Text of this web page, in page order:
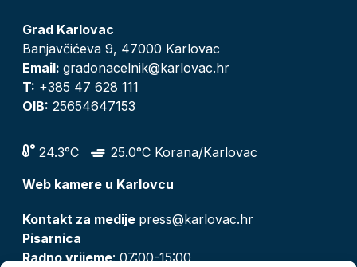
Grad Karlovac
Banjavčićeva 9, 47000 Karlovac
Email: gradonacelnik@karlovac.hr
T: +385 47 628 111
OIB: 25654647153
24.3°C
25.0°C Korana/Karlovac
Web kamere u Karlovcu
Kontakt za medije press@karlovac.hr
Pisarnica
Radno vrijeme: 07:00-15:00